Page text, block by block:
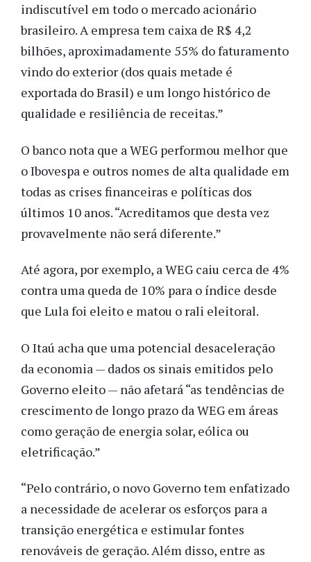
indiscutível em todo o mercado acionário
brasileiro. A empresa tem caixa de R$ 4,2
bilhões, aproximadamente 55% do faturamento
vindo do exterior (dos quais metade é
exportada do Brasil) e um longo histórico de
qualidade e resiliência de receitas.”
O banco nota que a WEG performou melhor que
o Ibovespa e outros nomes de alta qualidade em
todas as crises financeiras e políticas dos
últimos 10 anos. “Acreditamos que desta vez
provavelmente não será diferente.”
Até agora, por exemplo, a WEG caiu cerca de 4%
contra uma queda de 10% para o índice desde
que Lula foi eleito e matou o rali eleitoral.
O Itaú acha que uma potencial desaceleração
da economia — dados os sinais emitidos pelo
Governo eleito — não afetará “as tendências de
crescimento de longo prazo da WEG em áreas
como geração de energia solar, eólica ou
eletrificação.”
“Pelo contrário, o novo Governo tem enfatizado
a necessidade de acelerar os esforços para a
transição energética e estimular fontes
renováveis ​​de geração. Além disso, entre as